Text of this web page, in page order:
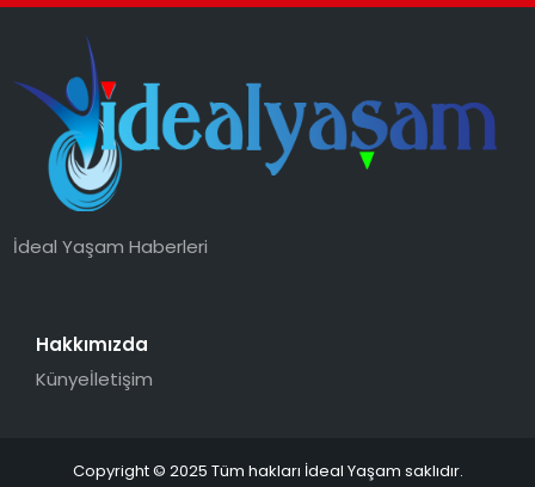
İdeal Yaşam Haberleri
Hakkımızda
Künyeİletişim
Copyright © 2025 Tüm hakları İdeal Yaşam saklıdır.